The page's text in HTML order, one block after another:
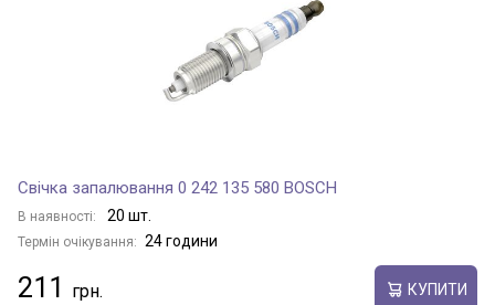
Свічка запалювання 0 242 135 580 BOSCH
В наявності: 20 шт.
Термін очікування: 24 години
211 КУПИТИ